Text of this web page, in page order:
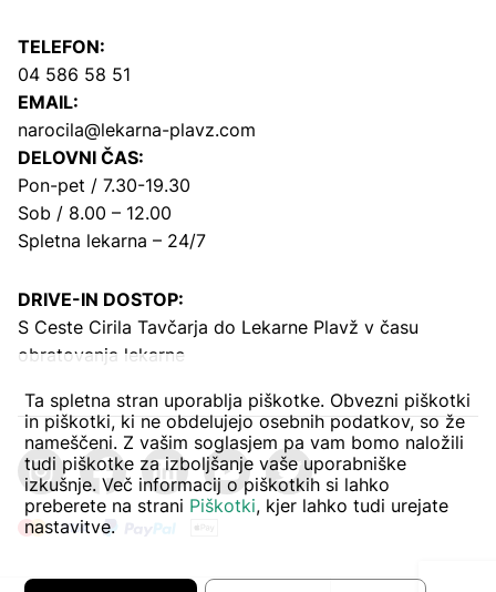
TELEFON:
04 586 58 51
EMAIL:
narocila@lekarna-plavz.com
DELOVNI ČAS:
Pon-pet / 7.30-19.30
Sob / 8.00 – 12.00
Spletna lekarna – 24/7
DRIVE-IN DOSTOP:
S Ceste Cirila Tavčarja do Lekarne Plavž v času
obratovanja lekarne
Ta spletna stran uporablja piškotke. Obvezni piškotki
in piškotki, ki ne obdelujejo osebnih podatkov, so že
nameščeni. Z vašim soglasjem pa vam bomo naložili
tudi piškotke za izboljšanje vaše uporabniške
izkušnje. Več informacij o piškotkih si lahko
preberete na strani Piškotki, kjer lahko tudi urejate
nastavitve.